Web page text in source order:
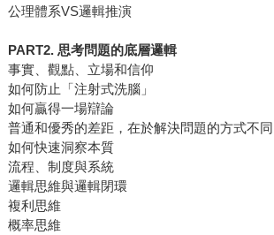
公理體系VS邏輯推演
PART2. 思考問題的底層邏輯
事實、觀點、立場和信仰
如何防止「注射式洗腦」
如何贏得一場辯論
普通和優秀的差距，在於解決問題的方式不同
如何快速洞察本質
流程、制度與系統
邏輯思維與邏輯閉環
複利思維
概率思維